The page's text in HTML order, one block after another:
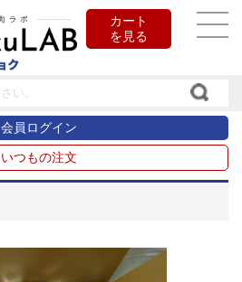
カート
を見る
会員ログイン
いつもの注文